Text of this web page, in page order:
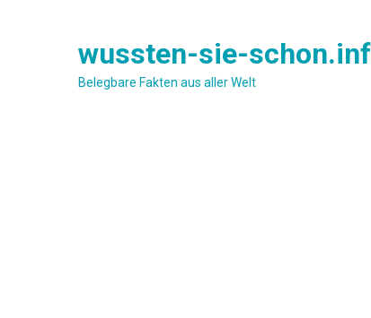
wussten-sie-
Belegbare Fakten aus aller Welt